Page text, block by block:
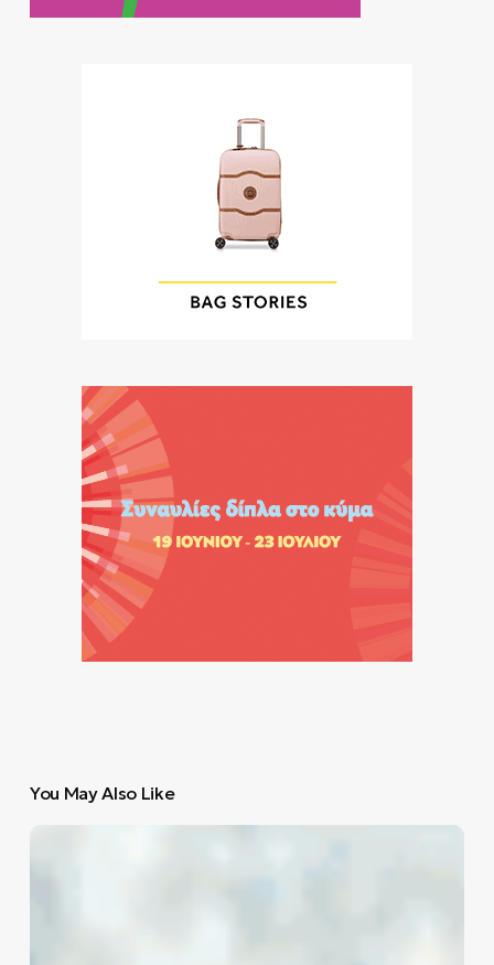
You May Also Like
Ποιοι